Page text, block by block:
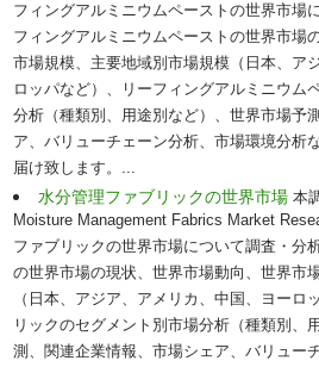
フィングアルミニウムペーストの世界市場
フィングアルミニウムペーストの世界市場
市場規模、主要地域別市場規模（日本、ア
ロッパなど）、リーフィングアルミニウム
分析（種類別、用途別など）、世界市場予
ア、バリューチェーン分析、市場環境分析
届け致します。...
水分管理ファブリックの世界市場本
Moisture Management Fabrics Market
ファブリックの世界市場について調査・分
の世界市場の現状、世界市場動向、世界市
（日本、アジア、アメリカ、中国、ヨーロ
リックのセグメント別市場分析（種類別、
測、関連企業情報、市場シェア、バリュー